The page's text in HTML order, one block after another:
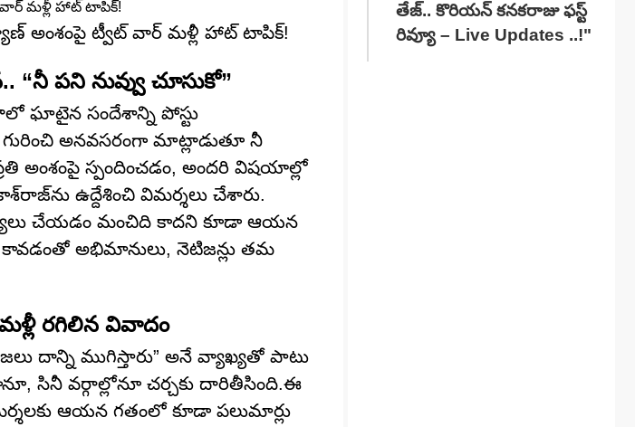
అంశంపై ట్వీట్ వార్ మళ్లీ హాట్ టాపిక్!
“నీ పని నువ్వు చూసుకో”
ఘాటైన సందేశాన్ని పోస్టు
గురించి అనవసరంగా మాట్లాడుతూ నీ
అంశంపై స్పందించడం, అందరి విషయాల్లో
ఉద్దేశించి విమర్శలు చేశారు.
చేయడం మంచిది కాదని కూడా ఆయన
అభిమానులు, నెటిజన్లు తమ
రగిలిన వివాదం
దాన్ని ముగిస్తారు” అనే వ్యాఖ్యతో పాటు
సినీ వర్గాల్లోనూ చర్చకు దారితీసింది.ఈ
ఆయన గతంలో కూడా పలుమార్లు
తేజ్.. కొరియన్ కనకరాజు ఫస్ట్
రివ్యూ – Live Updates ..!"